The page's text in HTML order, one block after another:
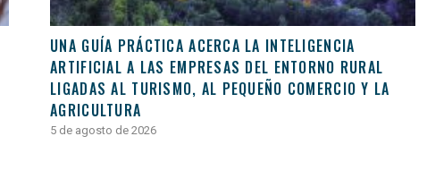
UNA GUÍA PRÁCTICA ACERCA LA INTELIGENCIA
ARTIFICIAL A LAS EMPRESAS DEL ENTORNO RURAL
LIGADAS AL TURISMO, AL PEQUEÑO COMERCIO Y LA
AGRICULTURA
5 de agosto de 2026